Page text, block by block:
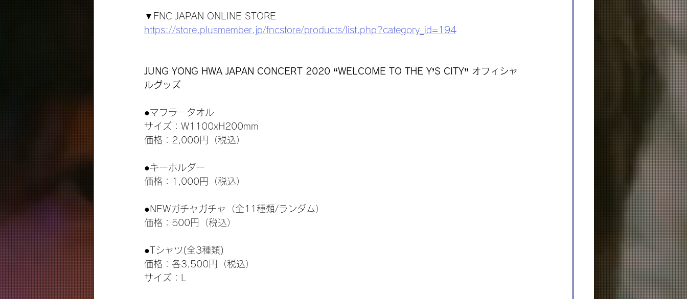
▼FNC JAPAN ONLINE STORE
https://store.plusmember.jp/fncstore/products/list.php?category_id=194
JUNG YONG HWA JAPAN CONCERT 2020 “WELCOME TO THE Y’S CITY” オフィシャ
ルグッズ
●マフラータオル
サイズ：W1100xH200mm
価格：2,000円（税込）
●キーホルダー
価格：1,000円（税込）
●NEWガチャガチャ（全11種類/ランダム）
価格：500円（税込）
●Tシャツ(全3種類)
価格：各3,500円（税込）
サイズ：L